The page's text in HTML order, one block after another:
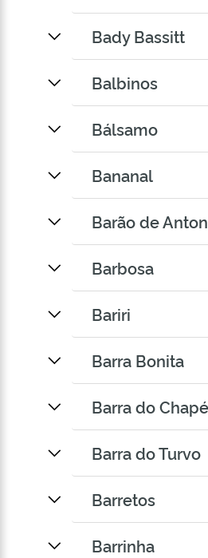
Bady Bassitt
Balbinos
Bálsamo
Bananal
Barão de
Barbosa
Bariri
Barra Bonita
Barra do
Barra do Turvo
Barretos
Barrinha